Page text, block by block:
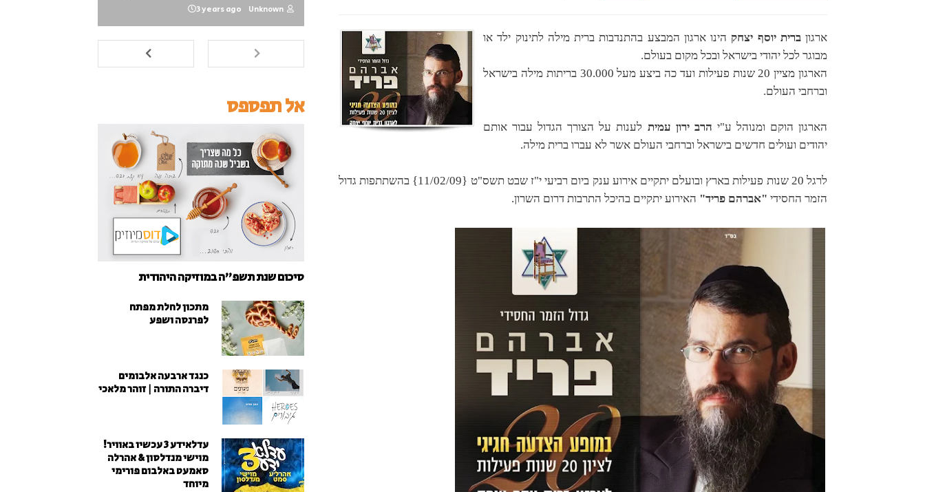
ארגוןברית יוסף יצחק הינו ארגון המבצע בהתנדבות ברית מילה לתינוק ילד או
מבוגר לכל יהודי בישראל ובכל מקום בעולם.
הארגון מציין 20 שנות פעילות ועד כה ביצע מעל 30.000 בריתות מילה בישראל
וברחבי העולם.
הארגון הוקם ומנוהל ע"י הרב ירון עמית לענות על הצורך הגדול עבור אותם
יהודים ועולים חדשים בישראל וברחבי העולם אשר לא עברו ברית מילה.
לרגל 20 שנות פעילות בארץ ובועלם יתקיים אירוע ענק ביום רביעי י"ז שבט תשס"ט {11/02/09} בהשתתפות גדול
הזמר החסידי "אברהם פריד" האירוע יתקיים בהיכל התרבות דרום השרון.
Unknown
3 years ago
אל תפספס
סיכום שנת תשפ"ה במוזיקה היהודית
מתכון לחלת מפתח
לפרנסה ושפע
כנגד ארבעה אלבומים
דיברה התורה | זוהר מלאכי
עדלאידע 3 עכשיו באוויר!
מוישי מנדלסון & אהרלה
סאמעט באלבום פורימי
מיוחד